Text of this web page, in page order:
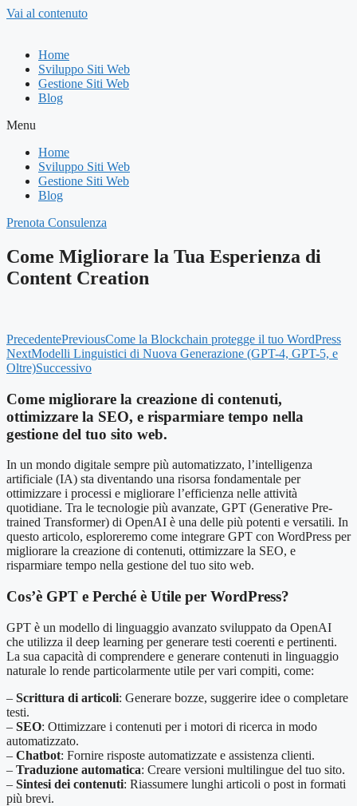
Vai al contenuto
Home
Sviluppo Siti Web
Gestione Siti Web
Blog
Menu
Home
Sviluppo Siti Web
Gestione Siti Web
Blog
Prenota Consulenza
Come Migliorare la Tua Esperienza di
Content Creation
PrecedentePreviousCome la Blockchain protegge il tuo WordPress
NextModelli Linguistici di Nuova Generazione (GPT-4, GPT-5, e
Oltre)Successivo
Come migliorare la creazione di contenuti,
ottimizzare la SEO, e risparmiare tempo nella
gestione del tuo sito web.
In un mondo digitale sempre più automatizzato, l’intelligenza
artificiale (IA) sta diventando una risorsa fondamentale per
ottimizzare i processi e migliorare l’efficienza nelle attività
quotidiane. Tra le tecnologie più avanzate, GPT (Generative Pre-
trained Transformer) di OpenAI è una delle più potenti e versatili. In
questo articolo, esploreremo come integrare GPT con WordPress per
migliorare la creazione di contenuti, ottimizzare la SEO, e
risparmiare tempo nella gestione del tuo sito web.
Cos’è GPT e Perché è Utile per WordPress?
GPT è un modello di linguaggio avanzato sviluppato da OpenAI
che utilizza il deep learning per generare testi coerenti e pertinenti.
La sua capacità di comprendere e generare contenuti in linguaggio
naturale lo rende particolarmente utile per vari compiti, come:
– Scrittura di articoli: Generare bozze, suggerire idee o completare
testi.
– SEO: Ottimizzare i contenuti per i motori di ricerca in modo
automatizzato.
– Chatbot: Fornire risposte automatizzate e assistenza clienti.
– Traduzione automatica: Creare versioni multilingue del tuo sito.
– Sintesi dei contenuti: Riassumere lunghi articoli o post in formati
più brevi.